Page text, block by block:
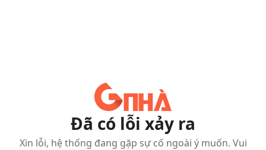
Đã có lỗi xảy ra
Xin lỗi, hệ thống đang gặp sự cố ngoài ý muốn. Vui